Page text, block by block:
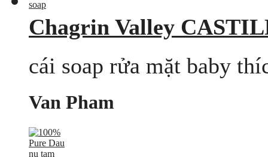
Chagrin Valley
cái soap rửa mặt baby
Van Pham